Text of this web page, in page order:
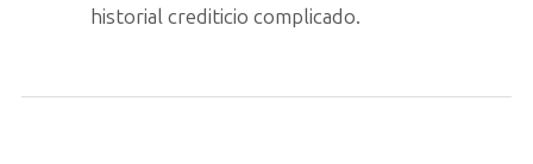
historial crediticio complicado.